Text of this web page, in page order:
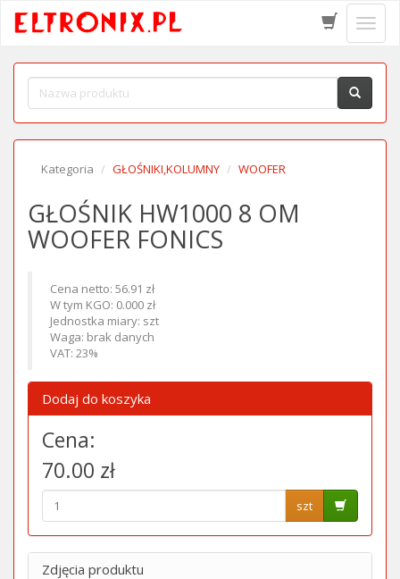
menu
Kategoria GŁOŚNIKI,KOLUMNY WOOFER
GŁOŚNIK HW1000 8 OM
WOOFER FONICS
Cena netto: 56.91 zł
W tym KGO: 0.000 zł
Jednostka miary: szt
Waga: brak danych
VAT: 23%
Dodaj do koszyka
Cena:
70.00 zł
szt
Zdjęcia produktu